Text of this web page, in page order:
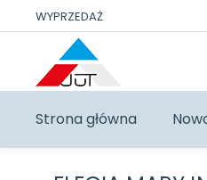
WYPRZEDAŻ
Strona główna